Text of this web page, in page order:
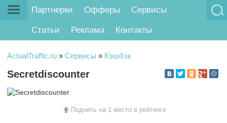
Партнерки Офферы Сервисы
Статьи Реклама Контакты
ActualTraffic.ru » Сервисы » Кэшбэк
Secretdiscounter
Поднять на 1 место в рейтинге